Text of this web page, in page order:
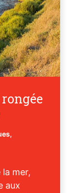
,
mer,
aux